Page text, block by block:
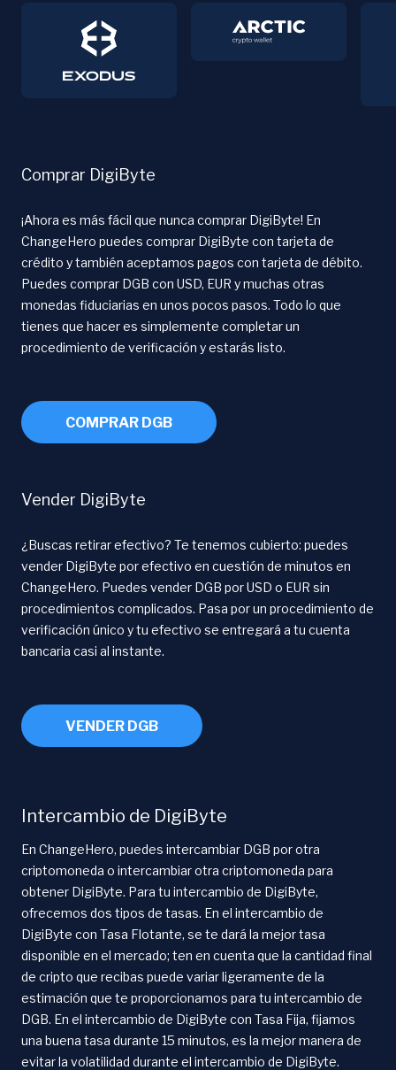
Comprar DigiByte
¡Ahora es más fácil que nunca comprar DigiByte! En
ChangeHero puedes comprar DigiByte con tarjeta de
crédito y también aceptamos pagos con tarjeta de débito.
Puedes comprar DGB con USD, EUR y muchas otras
monedas fiduciarias en unos pocos pasos. Todo lo que
tienes que hacer es simplemente completar un
procedimiento de verificación y estarás listo.
COMPRAR DGB
Vender DigiByte
¿Buscas retirar efectivo? Te tenemos cubierto: puedes
vender DigiByte por efectivo en cuestión de minutos en
ChangeHero. Puedes vender DGB por USD o EUR sin
procedimientos complicados. Pasa por un procedimiento de
verificación único y tu efectivo se entregará a tu cuenta
bancaria casi al instante.
VENDER DGB
Intercambio de DigiByte
En ChangeHero, puedes intercambiar DGB por otra
criptomoneda o intercambiar otra criptomoneda para
obtener DigiByte. Para tu intercambio de DigiByte,
ofrecemos dos tipos de tasas. En el intercambio de
DigiByte con Tasa Flotante, se te dará la mejor tasa
disponible en el mercado; ten en cuenta que la cantidad final
de cripto que recibas puede variar ligeramente de la
estimación que te proporcionamos para tu intercambio de
DGB. En el intercambio de DigiByte con Tasa Fija, fijamos
una buena tasa durante 15 minutos, es la mejor manera de
evitar la volatilidad durante el intercambio de DigiByte.